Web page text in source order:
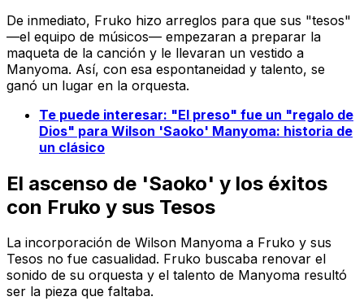
De inmediato, Fruko hizo arreglos para que sus "tesos"
—el equipo de músicos— empezaran a preparar la
maqueta de la canción y le llevaran un vestido a
Manyoma. Así, con esa espontaneidad y talento, se
ganó un lugar en la orquesta.
Te puede interesar: "El preso" fue un "regalo de
Dios" para Wilson 'Saoko' Manyoma: historia de
un clásico
El ascenso de 'Saoko' y los éxitos
con Fruko y sus Tesos
La incorporación de Wilson Manyoma a Fruko y sus
Tesos no fue casualidad. Fruko buscaba renovar el
sonido de su orquesta y el talento de Manyoma resultó
ser la pieza que faltaba.